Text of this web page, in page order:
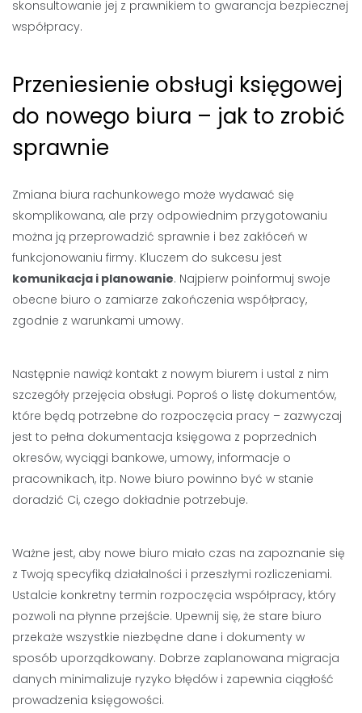
skonsultowanie jej z prawnikiem to gwarancja bezpiecznej
współpracy.
Przeniesienie obsługi księgowej
do nowego biura – jak to zrobić
sprawnie
Zmiana biura rachunkowego może wydawać się
skomplikowana, ale przy odpowiednim przygotowaniu
można ją przeprowadzić sprawnie i bez zakłóceń w
funkcjonowaniu firmy. Kluczem do sukcesu jest
komunikacja i planowanie. Najpierw poinformuj swoje
obecne biuro o zamiarze zakończenia współpracy,
zgodnie z warunkami umowy.
Następnie nawiąż kontakt z nowym biurem i ustal z nim
szczegóły przejęcia obsługi. Poproś o listę dokumentów,
które będą potrzebne do rozpoczęcia pracy – zazwyczaj
jest to pełna dokumentacja księgowa z poprzednich
okresów, wyciągi bankowe, umowy, informacje o
pracownikach, itp. Nowe biuro powinno być w stanie
doradzić Ci, czego dokładnie potrzebuje.
Ważne jest, aby nowe biuro miało czas na zapoznanie się
z Twoją specyfiką działalności i przeszłymi rozliczeniami.
Ustalcie konkretny termin rozpoczęcia współpracy, który
pozwoli na płynne przejście. Upewnij się, że stare biuro
przekaże wszystkie niezbędne dane i dokumenty w
sposób uporządkowany. Dobrze zaplanowana migracja
danych minimalizuje ryzyko błędów i zapewnia ciągłość
prowadzenia księgowości.